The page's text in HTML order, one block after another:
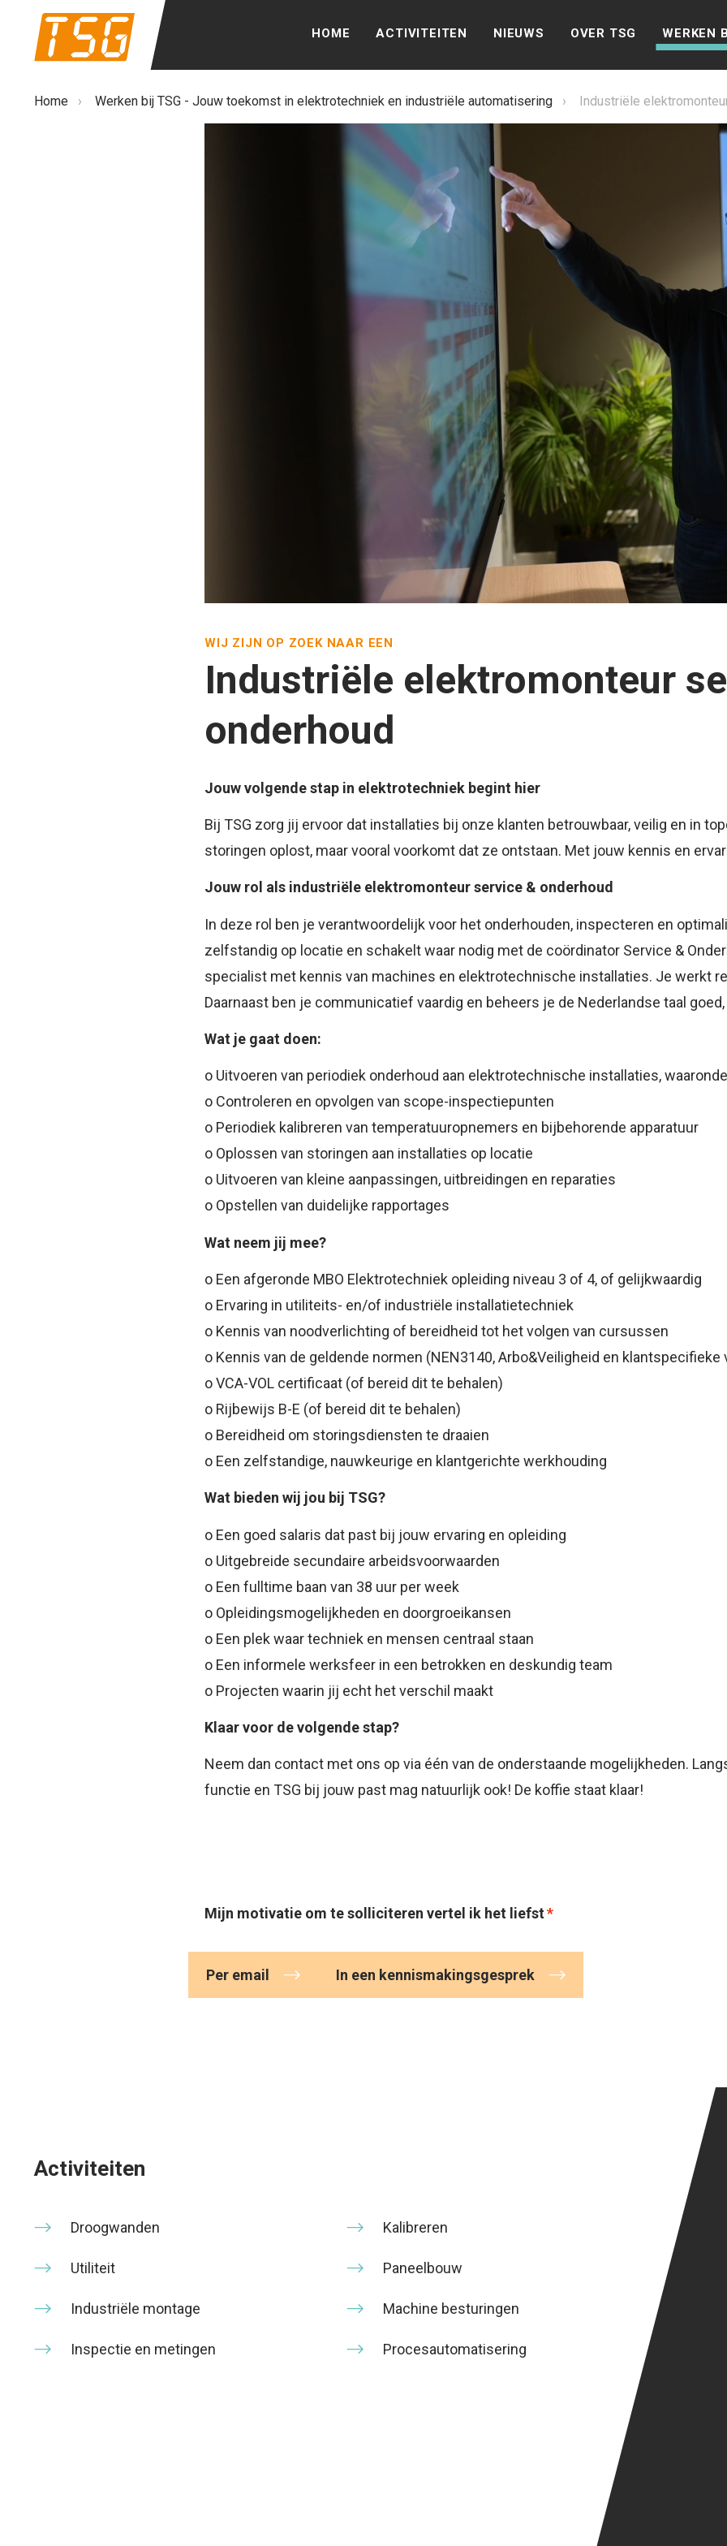
Overslaan
HOME ACTIVITEITEN NIEUWS OVER TSG WERKEN
Kruimelpad
Home › Werken bij TSG - Jouw toekomst in elektrotechniek en industriële automatisering › Industriële
WIJ ZIJN OP ZOEK NAAR EEN
Industriële elektromonteur
onderhoud
Jouw volgende stap in elektrotechniek begint hier
Bij TSG zorg jij ervoor dat installaties bij onze klanten betrouwbaar, veilig en in
storingen oplost, maar vooral voorkomt dat ze ontstaan. Met jouw kennis en
Jouw rol als industriële elektromonteur service & onderhoud
In deze rol ben je verantwoordelijk voor het onderhouden, inspecteren en
zelfstandig op locatie en schakelt waar nodig met de coördinator Service &
specialist met kennis van machines en elektrotechnische installaties. Je werkt
Daarnaast ben je communicatief vaardig en beheers je de Nederlandse taal
Wat je gaat doen:
o Uitvoeren van periodiek onderhoud aan elektrotechnische installaties,
o Controleren en opvolgen van scope-inspectiepunten
o Periodiek kalibreren van temperatuuropnemers en bijbehorende apparatuur
o Oplossen van storingen aan installaties op locatie
o Uitvoeren van kleine aanpassingen, uitbreidingen en reparaties
o Opstellen van duidelijke rapportages
Wat neem jij mee?
o Een afgeronde MBO Elektrotechniek opleiding niveau 3 of 4, of gelijkwaardig
o Ervaring in utiliteits- en/of industriële installatietechniek
o Kennis van noodverlichting of bereidheid tot het volgen van cursussen
o Kennis van de geldende normen (NEN3140, Arbo&Veiligheid en
o VCA-VOL certificaat (of bereid dit te behalen)
o Rijbewijs B-E (of bereid dit te behalen)
o Bereidheid om storingsdiensten te draaien
o Een zelfstandige, nauwkeurige en klantgerichte werkhouding
Wat bieden wij jou bij TSG?
o Een goed salaris dat past bij jouw ervaring en opleiding
o Uitgebreide secundaire arbeidsvoorwaarden
o Een fulltime baan van 38 uur per week
o Opleidingsmogelijkheden en doorgroeikansen
o Een plek waar techniek en mensen centraal staan
o Een informele werksfeer in een betrokken en deskundig team
o Projecten waarin jij echt het verschil maakt
Klaar voor de volgende stap?
Neem dan contact met ons op via één van de onderstaande mogelijkheden.
functie en TSG bij jouw past mag natuurlijk ook! De koffie staat klaar!
Mijn motivatie om te solliciteren vertel ik het liefst
Maak
een
keuze
Per email In een kennismakingsgesprek
Activiteiten
Droogwanden
Utiliteit
Industriële montage
Inspectie en metingen
Kalibreren
Paneelbouw
Machine besturingen
Procesautomatisering